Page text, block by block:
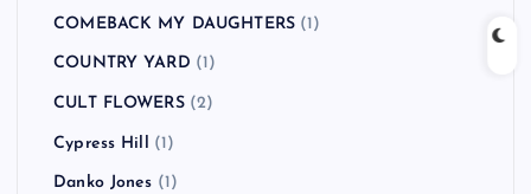
COMEBACK MY DAUGHTERS (1)
COUNTRY YARD (1)
CULT FLOWERS(2)
Cypress Hill (1)
Danko Jones (1)